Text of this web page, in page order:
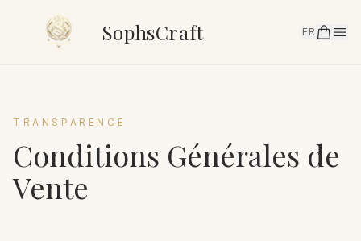
SophsCraft FR
TRANSPARENCE
Conditions Générales de
Vente